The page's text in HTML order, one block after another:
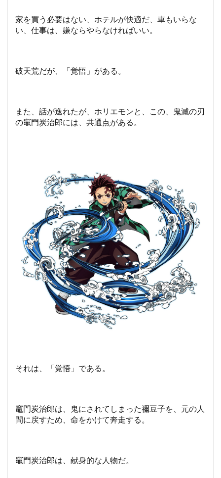
家を買う必要はない、ホテルが快適だ、車もいらな
い、仕事は、嫌ならやらなければいい。
破天荒だが、「覚悟」がある。
また、話が逸れたが、ホリエモンと、この、鬼滅の刃
の竈門炭治郎には、共通点がある。
それは、「覚悟」である。
竈門炭治郎は、鬼にされてしまった禰豆子を、元の人
間に戻すため、命をかけて奔走する。
竈門炭治郎は、献身的な人物だ。